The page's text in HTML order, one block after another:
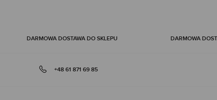
DARMOWA DOSTAWA DO SKLEPU DARMOWA
+48 61 871 69 85